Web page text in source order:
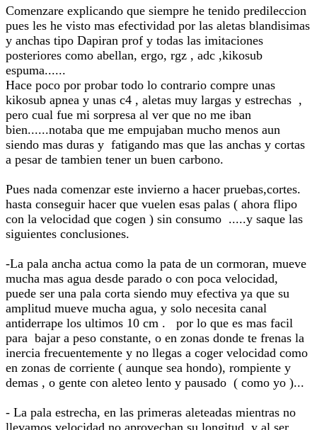
Comenzare explicando que siempre he tenido predileccion
pues les he visto mas efectividad por las aletas blandisimas
y anchas tipo Dapiran prof y todas las imitaciones
posteriores como abellan, ergo, rgz , adc ,kikosub
espuma......
Hace poco por probar todo lo contrario compre unas
kikosub apnea y unas c4 , aletas muy largas y estrechas ,
pero cual fue mi sorpresa al ver que no me iban
bien......notaba que me empujaban mucho menos aun
siendo mas duras y fatigando mas que las anchas y cortas
a pesar de tambien tener un buen carbono.
Pues nada comenzar este invierno a hacer pruebas,cortes.
hasta conseguir hacer que vuelen esas palas ( ahora flipo
con la velocidad que cogen ) sin consumo .....y saque las
siguientes conclusiones.
-La pala ancha actua como la pata de un cormoran, mueve
mucha mas agua desde parado o con poca velocidad,
puede ser una pala corta siendo muy efectiva ya que su
amplitud mueve mucha agua, y solo necesita canal
antiderrape los ultimos 10 cm . por lo que es mas facil
para bajar a peso constante, o en zonas donde te frenas la
inercia frecuentemente y no llegas a coger velocidad como
en zonas de corriente ( aunque sea hondo), rompiente y
demas , o gente con aleteo lento y pausado ( como yo )...
- La pala estrecha, en las primeras aleteadas mientras no
llevamos velocidad no aprovechan su longitud, y al ser